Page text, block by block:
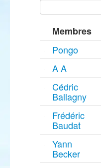
Membres
Pongo
A A
Cédric
Ballagny
Frédéric
Baudat
Yann
Becker